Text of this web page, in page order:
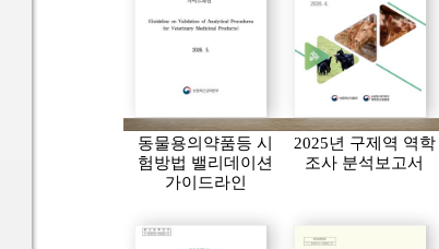
동물용의약품등 시
험방법 밸리데이션
가이드라인
2025년 구제역 역학
조사 분석보고서